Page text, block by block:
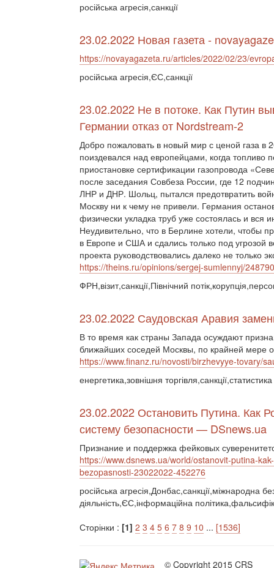
російська агресія,санкції
23.02.2022 Новая газета -
https://novayagazeta.ru/articles/2022/02/23/
російська агресія,ЄС,санкції
23.02.2022 Не в потоке. Как Путин
Германии отказ от Nordstream-2
Добро пожаловать в новый мир с ценой газа в
поиздевался над европейцами, когда топливо
приостановке сертификации газопровода
после заседания Совбеза России, где 12
ЛНР и ДНР. Шольц, пытался предотвратить
Москву ни к чему не привели. Германия
физически укладка труб уже состоялась и
Неудивительно, что в Берлине хотели, чтобы
в Европе и США и сдались только под
проекта руководствовались далеко не только
https://theins.ru/opinions/sergej-sumlennyj/248790
ФРН,візит,санкції,Північний
23.02.2022 Саудовская Аравия
В то время как страны Запада осуждают
ближайших соседей Москвы, по крайней мере
https://www.finanz.ru/novosti/birzhevyye-tovary/
енергетика,зовнішня торгівля,санкції,статистика
23.02.2022 Остановить Путина. Как
систему безопасности — DSnews.ua
Признание и поддержка фейковых
https://www.dsnews.ua/world/ostanovit-putina-
bezopasnosti-23022022-452276
російська агресія,Донбас,санкції,міжнародна
діяльність,ЄС,інформаційна
Сторінки : [1] 2 3 4 5 6 7 8 9 10 ... [1536]
© Copyright 2015 CRS